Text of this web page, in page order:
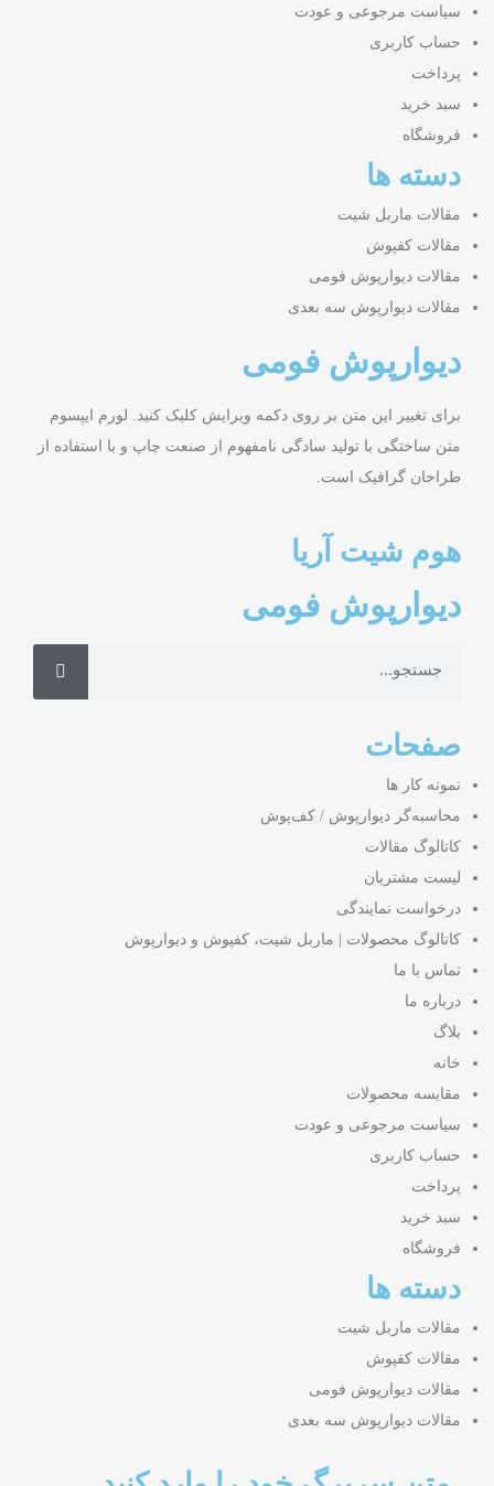
سیاست مرجوعی و عودت
حساب کاربری
پرداخت
سبد خرید
فروشگاه
دسته ها
مقالات ماربل شیت
مقالات کفپوش
مقالات دیوارپوش فومی
مقالات دیوارپوش سه بعدی
دیوارپوش فومی
برای تغییر این متن بر روی دکمه ویرایش کلیک کنید. لورم ایپسوم
متن ساختگی با تولید سادگی نامفهوم از صنعت چاپ و با استفاده از
طراحان گرافیک است.
هوم شیت آریا
دیوارپوش فومی
صفحات
نمونه کار ها
محاسبه‌گر دیوارپوش / کف‌پوش
کاتالوگ مقالات
لیست مشتریان
درخواست نمایندگی
کاتالوگ محصولات | ماربل شیت، کفپوش و دیوارپوش
تماس با ما
درباره ما
بلاگ
خانه
مقایسه محصولات
سیاست مرجوعی و عودت
حساب کاربری
پرداخت
سبد خرید
فروشگاه
دسته ها
مقالات ماربل شیت
مقالات کفپوش
مقالات دیوارپوش فومی
مقالات دیوارپوش سه بعدی